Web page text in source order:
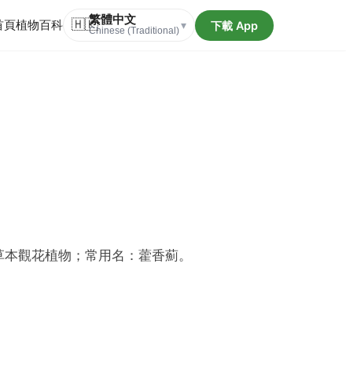
頁植物百科 🇭🇰繁體中文
Chinese (Traditional)▾ 下載 App
觀花植物；常用名：藿香薊。